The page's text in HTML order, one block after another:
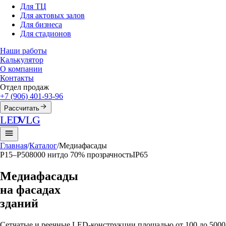
Для ТЦ
Для актовых залов
Для бизнеса
Для стадионов
Наши работы
Калькулятор
О компании
Контакты
Отдел продаж
+7 (906) 401-93-96
Рассчитать
LEDVLG
Главная/Каталог/Медиафасады
P15–P508000 нитдо 70% прозрачностьIP65
Медиафасады
на фасадах
зданий